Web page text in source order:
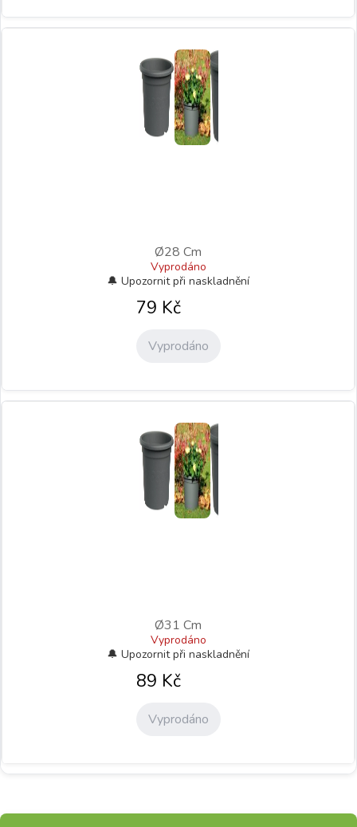
Ø28 Cm
Vyprodáno
79 Kč
Vyprodáno
Ø31 Cm
Vyprodáno
89 Kč
Vyprodáno